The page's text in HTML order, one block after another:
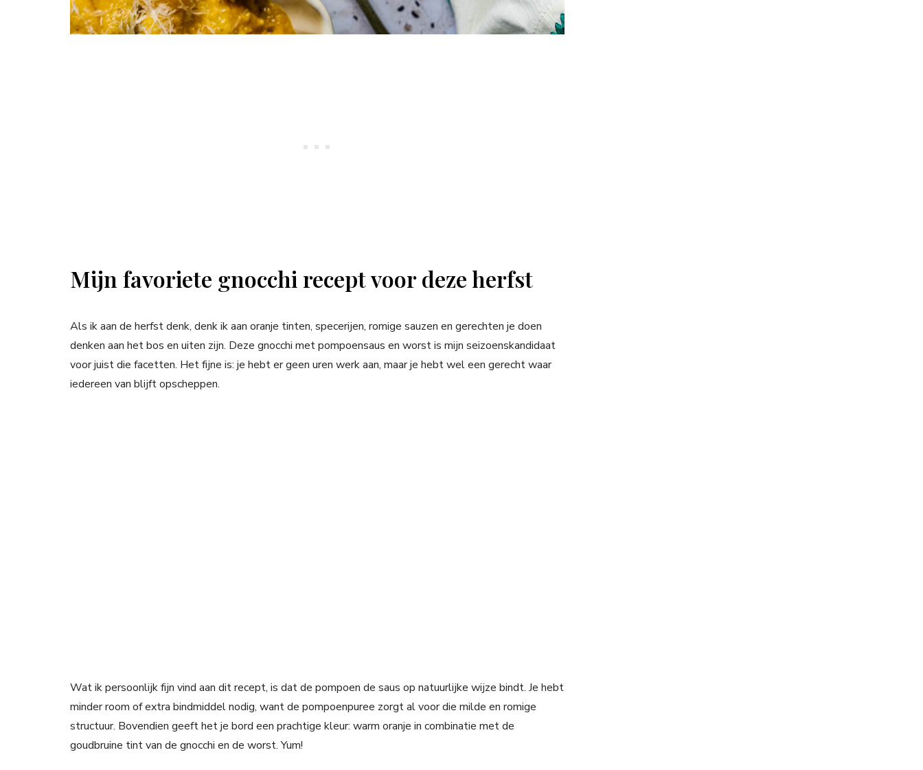
Mijn favoriete gnocchi recept voor deze herfst
Als ik aan de herfst denk, denk ik aan oranje tinten, specerijen, romige sauzen en gerechten je doen
denken aan het bos en uiten zijn. Deze gnocchi met pompoensaus en worst is mijn seizoenskandidaat
voor juist die facetten. Het fijne is: je hebt er geen uren werk aan, maar je hebt wel een gerecht waar
iedereen van blijft opscheppen.
Wat ik persoonlijk fijn vind aan dit recept, is dat de pompoen de saus op natuurlijke wijze bindt. Je hebt
minder room of extra bindmiddel nodig, want de pompoenpuree zorgt al voor die milde en romige
structuur. Bovendien geeft het je bord een prachtige kleur: warm oranje in combinatie met de
goudbruine tint van de gnocchi en de worst. Yum!